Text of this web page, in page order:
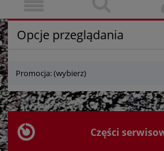
Opcje przeglądania
Promocja: (wybierz)
Części